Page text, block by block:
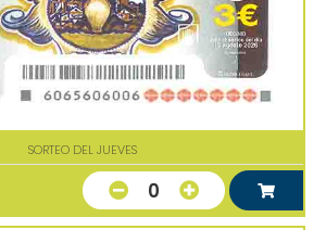
SORTEO DEL JUEVES
0